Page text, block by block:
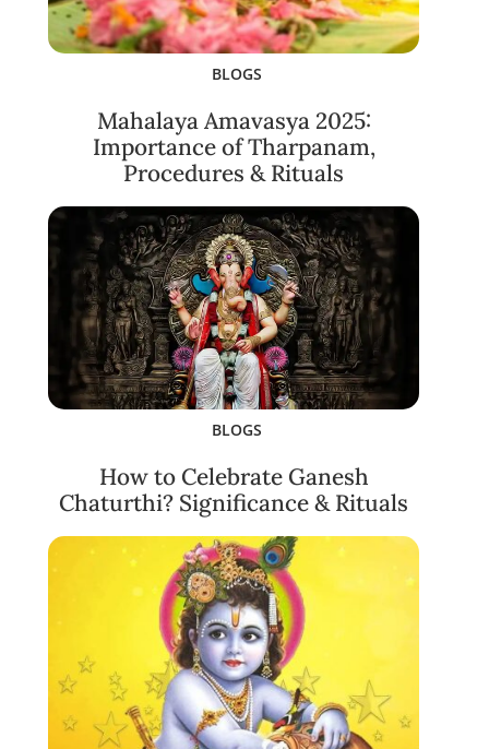
BLOGS
Mahalaya Amavasya 2025:
Importance of Tharpanam,
Procedures & Rituals
BLOGS
How to Celebrate Ganesh
Chaturthi? Significance & Rituals